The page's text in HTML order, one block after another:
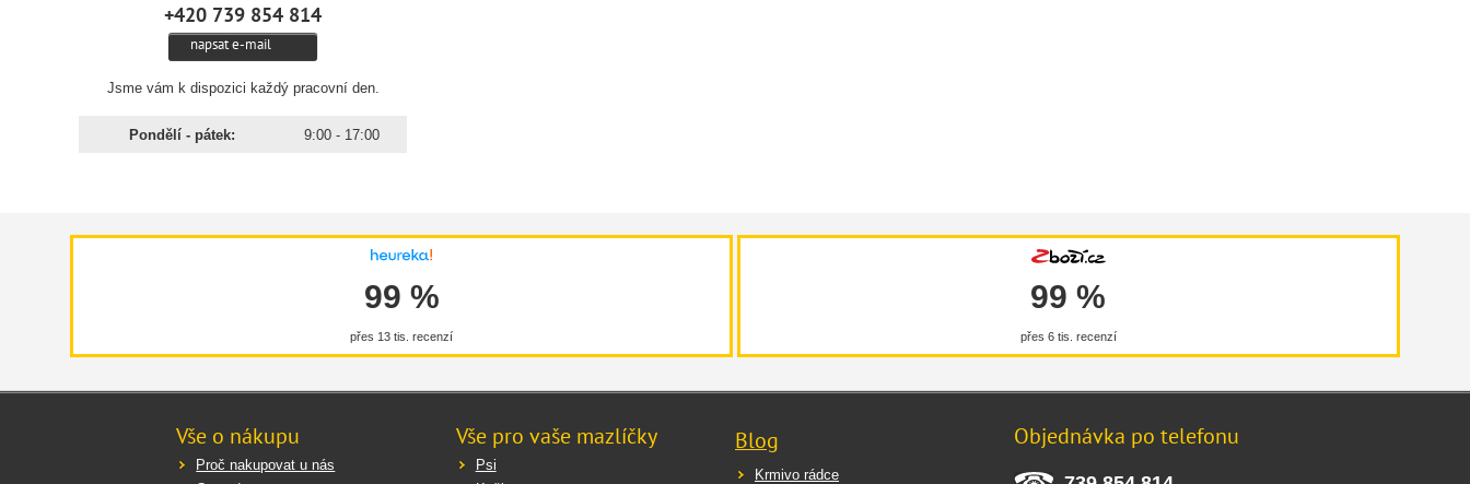
+420 739 854 814
napsat e-mail
Jsme vám k dispozici každý pracovní den.
Pondělí - pátek: 9:00 - 17:00
99 %
přes 13 tis. recenzí
99 %
přes 6 tis. recenzí
Vše o nákupu
Proč nakupovat u nás
Vše pro vaše mazlíčky
Psi
Blog
Krmivo rádce
Objednávka po telefonu